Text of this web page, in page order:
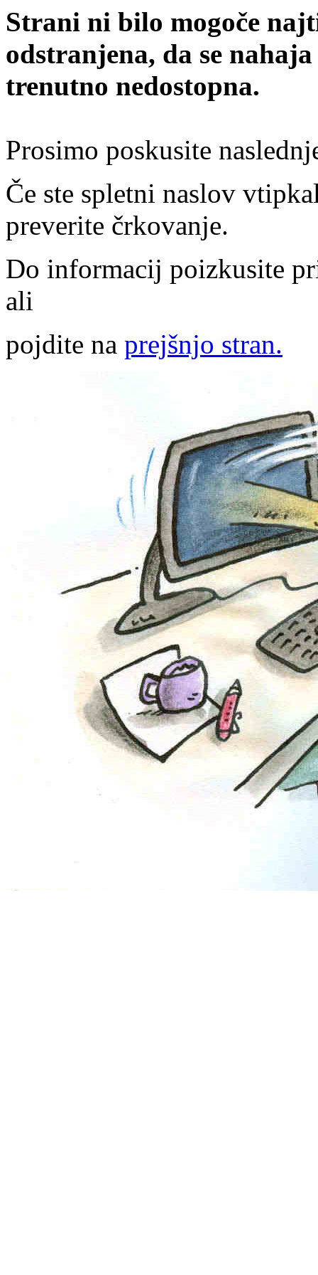
Strani ni bilo mogoče
odstranjena, da se
trenutno nedostopna.
Prosimo poskusite
Če ste spletni naslov
preverite črkovanje.
Do informacij poizkusite
ali
pojdite na prejšnjo stran.